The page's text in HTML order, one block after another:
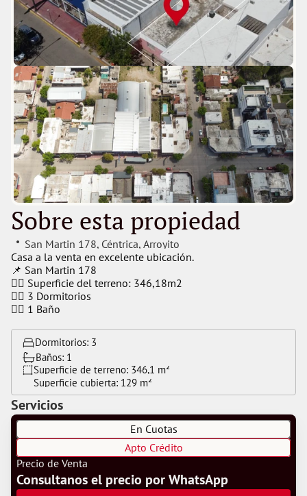
Sobre esta propiedad
San Martin 178, Céntrica, Arroyito
Casa a la venta en excelente ubicación.
📌 San Martin 178
👉🏻 Superficie del terreno: 346,18m2
👉🏻 3 Dormitorios
👉🏻 1 Baño
Dormitorios: 3
Baños: 1
Superficie de terreno: 346,1 m²
Superficie cubierta: 129 m²
Servicios
En Cuotas
Apto Crédito
Precio de Venta
Consultanos el precio por WhatsApp